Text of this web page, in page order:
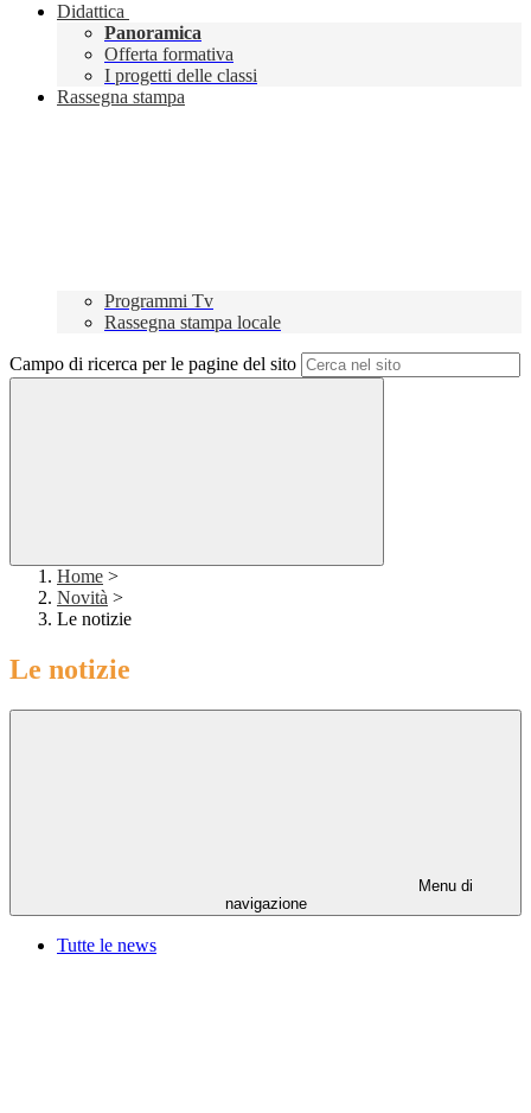
Didattica
Panoramica
Offerta formativa
I progetti delle classi
Rassegna stampa
Programmi Tv
Rassegna stampa locale
Campo di ricerca per le pagine del sito
Home >
Novità >
Le notizie
Le notizie
Menu di
navigazione
Tutte le news